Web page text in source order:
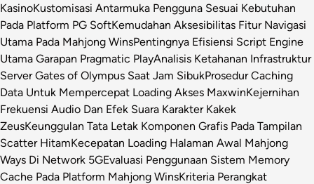
KasinoKustomisasi Antarmuka Pengguna Sesuai Kebutuhan
Pada Platform PG SoftKemudahan Aksesibilitas Fitur Navigasi
Utama Pada Mahjong WinsPentingnya Efisiensi Script Engine
Utama Garapan Pragmatic PlayAnalisis Ketahanan Infrastruktur
Server Gates of Olympus Saat Jam SibukProsedur Caching
Data Untuk Mempercepat Loading Akses MaxwinKejernihan
Frekuensi Audio Dan Efek Suara Karakter Kakek
ZeusKeunggulan Tata Letak Komponen Grafis Pada Tampilan
Scatter HitamKecepatan Loading Halaman Awal Mahjong
Ways Di Network 5GEvaluasi Penggunaan Sistem Memory
Cache Pada Platform Mahjong WinsKriteria Perangkat